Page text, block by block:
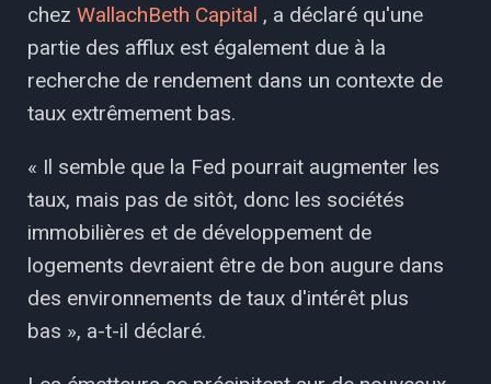
chez WallachBeth Capital , a déclaré qu'une
partie des afflux est également due à la
recherche de rendement dans un contexte de
taux extrêmement bas.
« Il semble que la Fed pourrait augmenter les
taux, mais pas de sitôt, donc les sociétés
immobilières et de développement de
logements devraient être de bon augure dans
des environnements de taux d'intérêt plus
bas », a-t-il déclaré.